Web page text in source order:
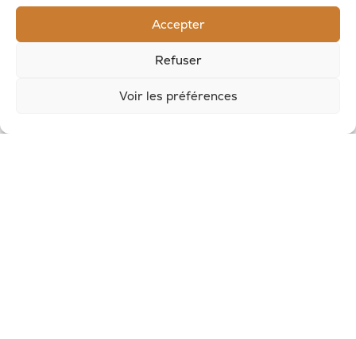
Accepter
Refuser
Voir les préférences
RECEVOIR LES NOUVELLES DE LA SAVONNERIE
Inscrivez-vous à notre newsletter pour
recevoir des offres et suivre nos actus